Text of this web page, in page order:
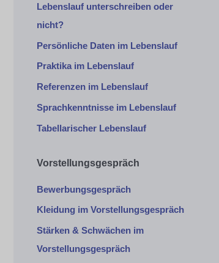
Lebenslauf unterschreiben oder
nicht?
Persönliche Daten im Lebenslauf
Praktika im Lebenslauf
Referenzen im Lebenslauf
Sprachkenntnisse im Lebenslauf
Tabellarischer Lebenslauf
Vorstellungsgespräch
Bewerbungsgespräch
Kleidung im Vorstellungsgespräch
Stärken & Schwächen im
Vorstellungsgespräch